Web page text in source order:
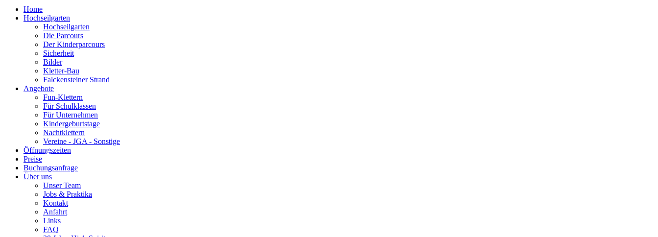
Home
Hochseilgarten
Hochseilgarten
Die Parcours
Der Kinderparcours
Sicherheit
Bilder
Kletter-Bau
Falckensteiner Strand
Angebote
Fun-Klettern
Für Schulklassen
Für Unternehmen
Kindergeburtstage
Nachtklettern
Vereine - JGA - Sonstige
Öffnungszeiten
Preise
Buchungsanfrage
Über uns
Unser Team
Jobs & Praktika
Kontakt
Anfahrt
Links
FAQ